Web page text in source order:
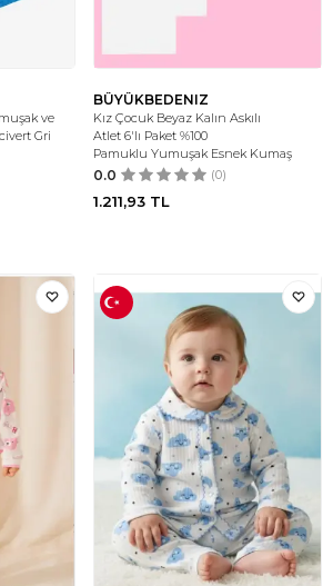
ve
Gri
BÜYÜKBEDENIZ
Kız Çocuk Beyaz Kalın Askılı
Atlet 6'lı Paket %100
Pamuklu Yumuşak Esnek Kumaş
0.0 (0)
1.211,93 TL